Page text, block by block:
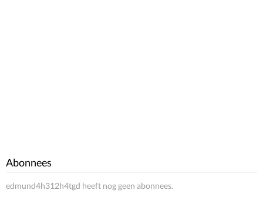
Abonnees
edmund4h312h4tgd heeft nog geen abonnees.